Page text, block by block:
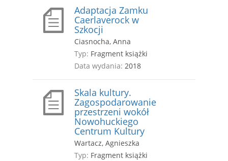
Adaptacja Zamku
Caerlaverock w
Szkocji
Ciasnocha, Anna
Typ: Fragment książki
Data wydania: 2018
Skala kultury.
Zagospodarowanie
przestrzeni wokół
Nowohuckiego
Centrum Kultury
Wartacz, Agnieszka
Typ: Fragment książki